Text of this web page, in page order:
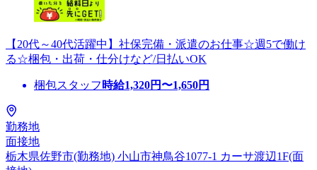
【20代～40代活躍中】社保完備・派遣のお仕事☆週5で働け
る☆梱包・出荷・仕分けなど/日払いOK
梱包スタッフ 時給1,320円〜1,650円
勤務地
面接地
栃木県佐野市(勤務地) 小山市神鳥谷1077-1 カーサ渡辺1F(面